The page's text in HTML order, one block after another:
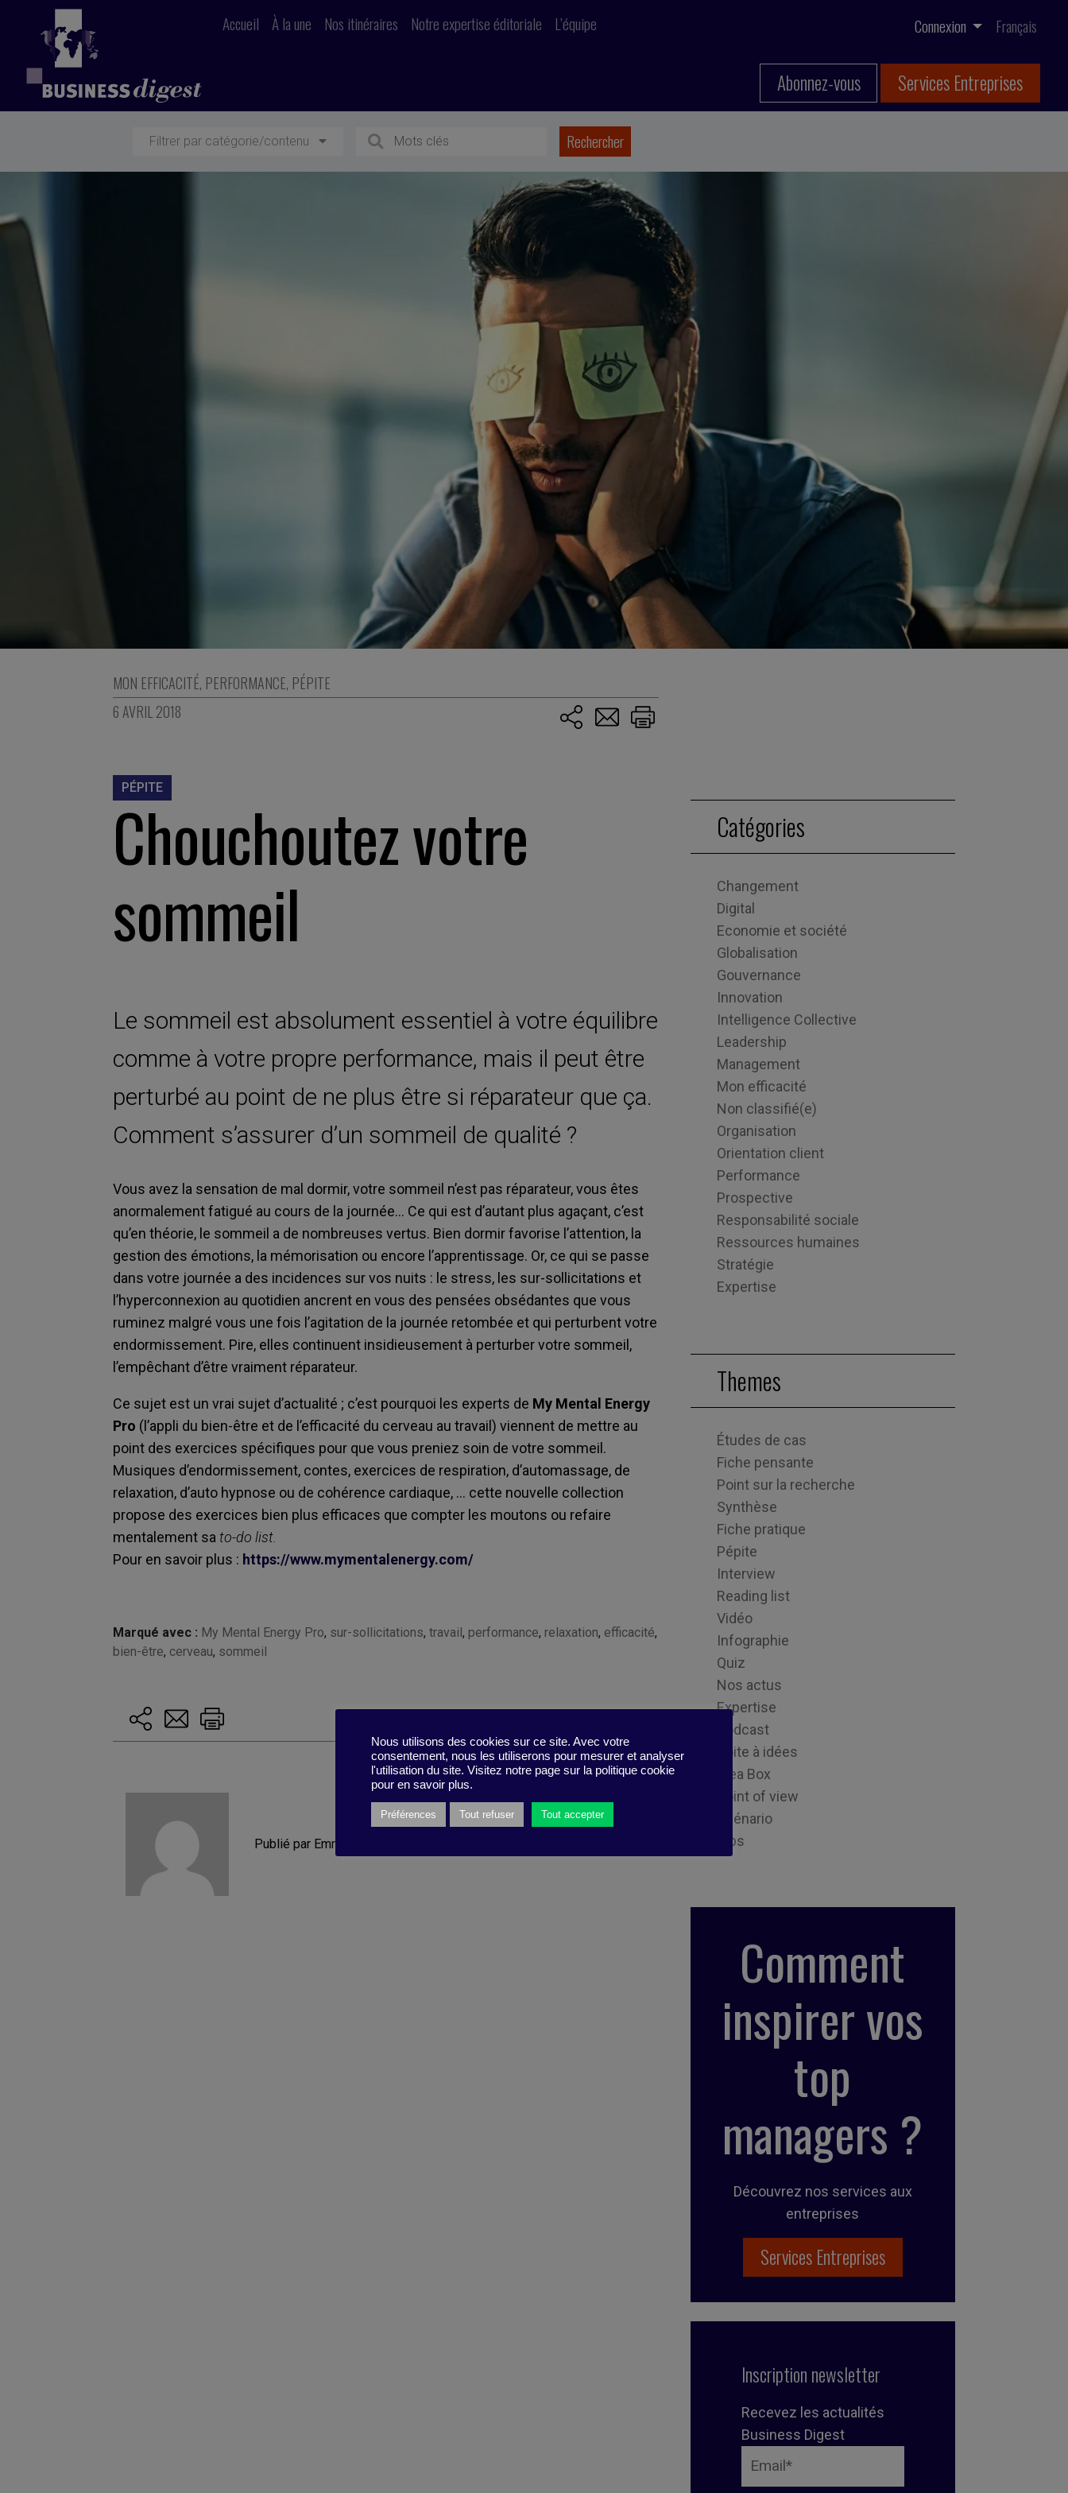
Accueil À la une Nos itinéraires Notre expertise éditoriale L’équipe Connexion Français
Abonnez-vous Services Entreprises
Filtrer par catégorie/contenu
MON EFFICACITÉ, PERFORMANCE, PÉPITE
6 AVRIL 2018
PÉPITE
Chouchoutez votre
sommeil
Le sommeil est absolument essentiel à votre équilibre
comme à votre propre performance, mais il peut être
perturbé au point de ne plus être si réparateur que ça.
Comment s’assurer d’un sommeil de qualité ?
Vous avez la sensation de mal dormir, votre sommeil n’est pas réparateur, vous êtes
anormalement fatigué au cours de la journée… Ce qui est d’autant plus agaçant, c’est
qu’en théorie, le sommeil a de nombreuses vertus. Bien dormir favorise l’attention, la
gestion des émotions, la mémorisation ou encore l’apprentissage. Or, ce qui se passe
dans votre journée a des incidences sur vos nuits : le stress, les sur-sollicitations et
l’hyperconnexion au quotidien ancrent en vous des pensées obsédantes que vous
ruminez malgré vous une fois l’agitation de la journée retombée et qui perturbent votre
endormissement. Pire, elles continuent insidieusement à perturber votre sommeil,
l’empêchant d’être vraiment réparateur.
Ce sujet est un vrai sujet d’actualité ; c’est pourquoi les experts de My Mental Energy
Pro (l’appli du bien-être et de l’efficacité du cerveau au travail) viennent de mettre au
point des exercices spécifiques pour que vous preniez soin de votre sommeil.
Musiques d’endormissement, contes, exercices de respiration, d’automassage, de
relaxation, d’auto hypnose ou de cohérence cardiaque, … cette nouvelle collection
propose des exercices bien plus efficaces que compter les moutons ou refaire
mentalement sa to-do list.
Pour en savoir plus : https://www.mymentalenergy.com/
Marqué avec : My Mental Energy Pro, sur-sollicitations, travail , performance, relaxation, efficacité,
bien-être, cerveau, sommeil
Publié par Emmanuelle Meylan
Catégories
Changement
Digital
Economie et société
Globalisation
Gouvernance
Innovation
Intelligence Collective
Leadership
Management
Mon efficacité
Non classifié(e)
Organisation
Orientation client
Performance
Prospective
Responsabilité sociale
Ressources humaines
Stratégie
Expertise
Themes
Études de cas
Fiche pensante
Point sur la recherche
Synthèse
Fiche pratique
Pépite
Interview
Reading list
Vidéo
Infographie
Quiz
Nos actus
Expertise
Podcast
Boite à idées
Idea Box
Point of view
Scénario
Tips
Comment
inspirer vos
top
managers ?
Découvrez nos services aux
entreprises
Services Entreprises
Inscription newsletter
Recevez les actualités
Business Digest
Nous utilisons des cookies sur ce site. Avec votre
consentement, nous les utiliserons pour mesurer et analyser
l'utilisation du site. Visitez notre page sur la politique cookie
pour en savoir plus.
Préférences Tout refuser Tout accepter